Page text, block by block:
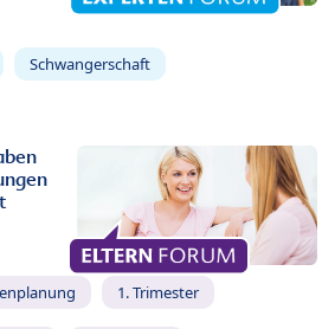
Schwangerschaft
1. Trimester